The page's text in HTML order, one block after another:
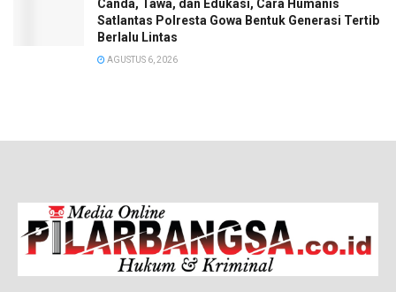
Canda, Tawa, dan Edukasi, Cara Humanis
Satlantas Polresta Gowa Bentuk Generasi Tertib
Berlalu Lintas
AGUSTUS 6, 2026